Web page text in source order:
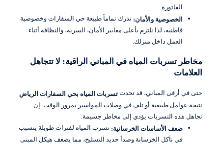
الفاتورة.
الخصوصية والأمان: ندرك تماماً طبيعة حي السفارات وخصوصية
قاطنيه، لذا نلتزم بأعلى معايير الأمان، السرية، والنظافة أثناء
العمل داخل منزلك.
مخاطر تسربات المياه في المباني الراقية: لا تتجاهل
العلامات
حتى في أرقى المباني، قد تحدث تسربات المياه بحي السفارات الرياض
نتيجة عوامل طبيعية أو تلف في وصلات المواسير بمرور الوقت. إن
تجاهل هذه التسربات يؤدي إلى مخاطر جسيمة:
ضعف الأساسات الخرسانية: تسرب المياه لفترات طويلة يتسبب
في تآكل الخرسانة وصدأ حديد التسليح، مما يضعف هيكل المبنى